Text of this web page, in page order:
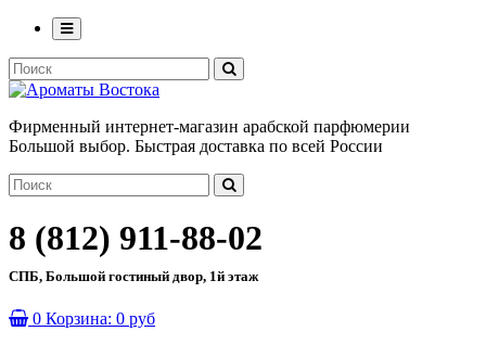
Фирменный интернет-магазин арабской парфюмерии
Большой выбор. Быстрая доставка по всей России
8 (812) 911-88-02
СПБ, Большой гостиный двор, 1й этаж
0 Корзина: 0 руб